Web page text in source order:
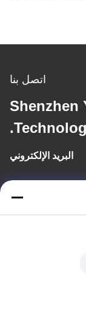
اتصل بنا
Shenzhen
البريد الإلكتروني